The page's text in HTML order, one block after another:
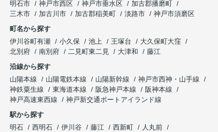
明石市
神戸市西区 神戸市垂水区
加古郡播磨町
三木市
加古川市 加古郡稲美町 淡路市
神戸市須磨区
町名から探す
伊川谷町有瀬
小久保 池上 王塚台
大久保町大窪
北別府
南別府 二見町東二見 大津和
藤江
沿線から探す
山陽本線
山陽電鉄本線 山陽新幹線
神戸市西神・山手線
神鉄粟生線
東海道本線 阪急神戸本線
阪神本線
神戸高速東西線
神戸新交通ポートアイランド線
駅から探す
明石
西明石 伊川谷 藤江 西新町
人丸前